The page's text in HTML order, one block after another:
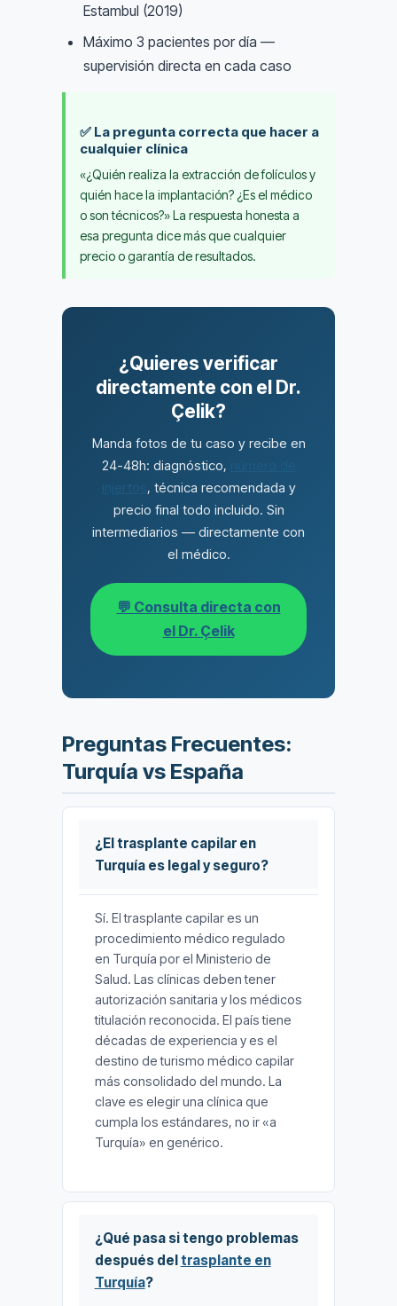
Estambul (2019)
Máximo 3 pacientes por día —
supervisión directa en cada caso
✅ La pregunta correcta que hacer a
cualquier clínica
«¿Quién realiza la extracción de folículos y
quién hace la implantación? ¿Es el médico
o son técnicos?» La respuesta honesta a
esa pregunta dice más que cualquier
precio o garantía de resultados.
¿Quieres verificar
directamente con el Dr.
Çelik?
Manda fotos de tu caso y recibe en
24-48h: diagnóstico,
injertos , técnica recomendada y
precio final todo incluido. Sin
intermediarios — directamente con
el médico.
💬 Consulta directa con
el Dr. Çelik
Preguntas Frecuentes:
Turquía vs España
¿El trasplante capilar en
Turquía es legal y seguro?
Sí. El trasplante capilar es un
procedimiento médico regulado
en Turquía por el Ministerio de
Salud. Las clínicas deben tener
autorización sanitaria y los médicos
titulación reconocida. El país tiene
décadas de experiencia y es el
destino de turismo médico capilar
más consolidado del mundo. La
clave es elegir una clínica que
cumpla los estándares, no ir «a
Turquía» en genérico.
¿Qué pasa si tengo problemas
después del trasplante en
Turquía?